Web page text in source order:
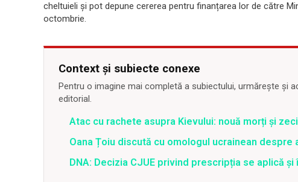
cheltuieli și pot depune cererea pentru finanțarea lor de către
octombrie.
Context și subiecte conexe
Pentru o imagine mai completă a subiectului, urmărește și
editorial.
Atac cu rachete asupra Kievului: nouă morți și
Oana Țoiu discută cu omologul ucrainean
DNA: Decizia CJUE privind prescripția se aplică